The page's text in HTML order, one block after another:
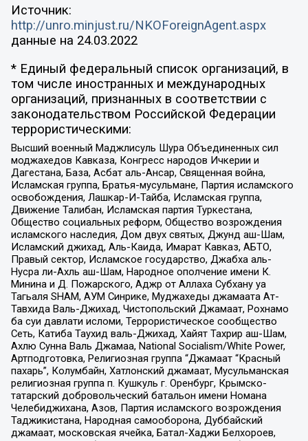
Источник:
http://unro.minjust.ru/NKOForeignAgent.aspx
данные на 24.03.2022
* Единый федеральный список организаций, в
том числе иностранных и международных
организаций, признанных в соответствии с
законодательством Российской Федерации
террористическими:
Высший военный Маджлисуль Шура Объединенных сил
моджахедов Кавказа, Конгресс народов Ичкерии и
Дагестана, База, Асбат аль-Ансар, Священная война,
Исламская группа, Братья-мусульмане, Партия исламского
освобождения, Лашкар-И-Тайба, Исламская группа,
Движение Талибан, Исламская партия Туркестана,
Общество социальных реформ, Общество возрождения
исламского наследия, Дом двух святых, Джунд аш-Шам,
Исламский джихад, Аль-Каида, Имарат Кавказ, АБТО,
Правый сектор, Исламское государство, Джабха аль-
Нусра ли-Ахль аш-Шам, Народное ополчение имени К.
Минина и Д. Пожарского, Аджр от Аллаха Субхану уа
Тагьаля SHAM, АУМ Синрике, Муджахеды джамаата Ат-
Тавхида Валь-Джихад, Чистопольский Джамаат, Рохнамо
ба суи давлати исломи, Террористическое сообщество
Сеть, Катиба Таухид валь-Джихад, Хайят Тахрир аш-Шам,
Ахлю Сунна Валь Джамаа, National Socialism/White Power,
Артподготовка, Религиозная группа “Джамаат “Красный
пахарь”, Колумбайн, Хатлонский джамаат, Мусульманская
религиозная группа п. Кушкуль г. Оренбург, Крымско-
татарский добровольческий батальон имени Номана
Челебиджихана, Азов, Партия исламского возрождения
Таджикистана, Народная самооборона, Дуббайский
джамаат, московская ячейка, Батал-Хаджи Белхороев,